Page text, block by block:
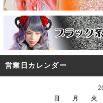
営業日カレンダー
日
月 火